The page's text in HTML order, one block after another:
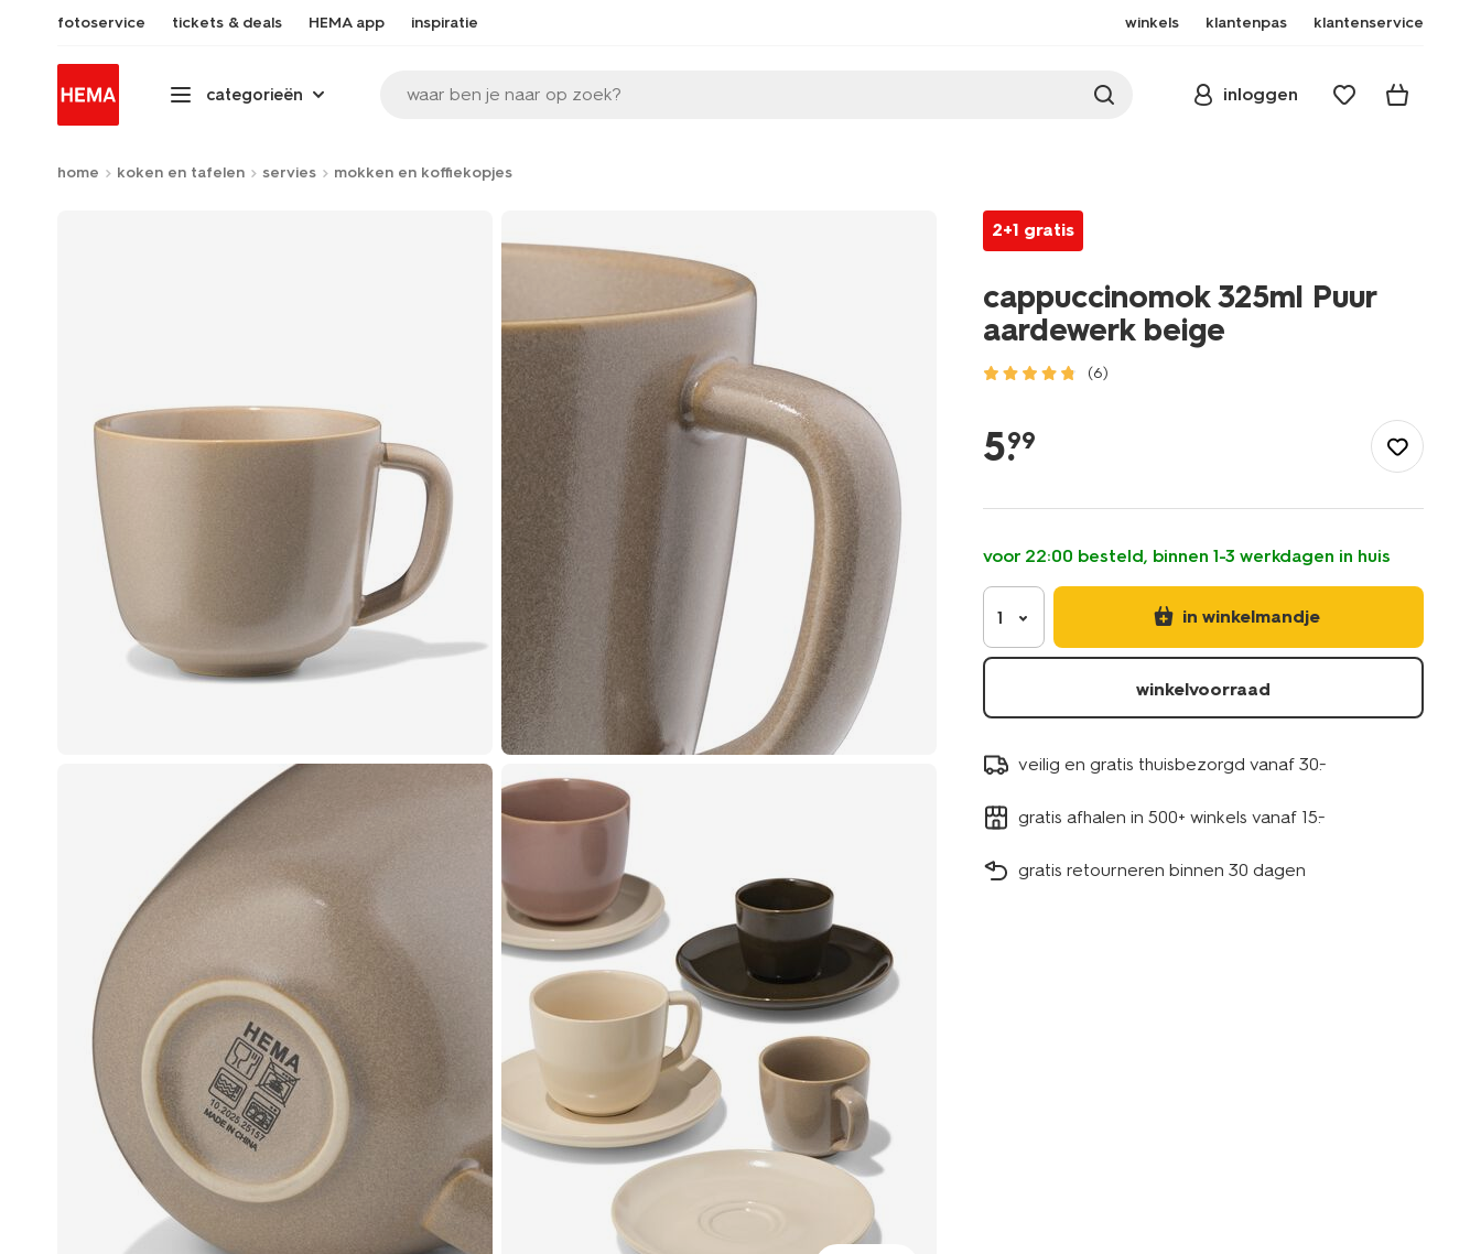
fotoservice tickets & deals HEMA app inspiratie winkels klantenpas klantenservice
categorieën waar ben je naar op zoek? inloggen
home koken en tafelen servies mokken en koffiekopjes
2+1 gratis
cappuccinomok 325ml Puur
aardewerk beige
(6)
kopjes/cappuccinomok-
80660319.html
5.
99
voor 22:00 besteld, binnen 1-3 werkdagen in huis
1 in winkelmandje
winkelvoorraad
veilig en gratis thuisbezorgd vanaf 30.-
gratis afhalen in 500+ winkels vanaf 15.-
gratis retourneren binnen 30 dagen